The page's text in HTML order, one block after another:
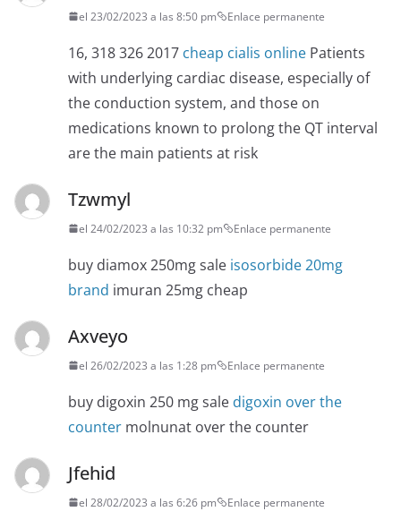
el 23/02/2023 a las 8:50 pm Enlace permanente
16, 318 326 2017 cheap cialis online Patients
with underlying cardiac disease, especially of
the conduction system, and those on
medications known to prolong the QT interval
are the main patients at risk
Tzwmyl
el 24/02/2023 a las 10:32 pm Enlace permanente
buy diamox 250mg sale isosorbide 20mg
brand imuran 25mg cheap
Axveyo
el 26/02/2023 a las 1:28 pm Enlace permanente
buy digoxin 250 mg sale digoxin over the
counter molnunat over the counter
Jfehid
el 28/02/2023 a las 6:26 pm Enlace permanente